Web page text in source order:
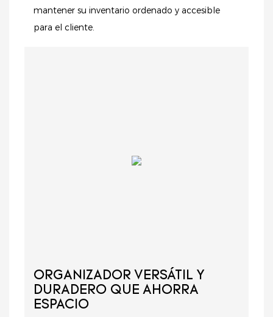
mantener su inventario ordenado y accesible
para el cliente.
ORGANIZADOR VERSÁTIL Y
DURADERO QUE AHORRA
ESPACIO